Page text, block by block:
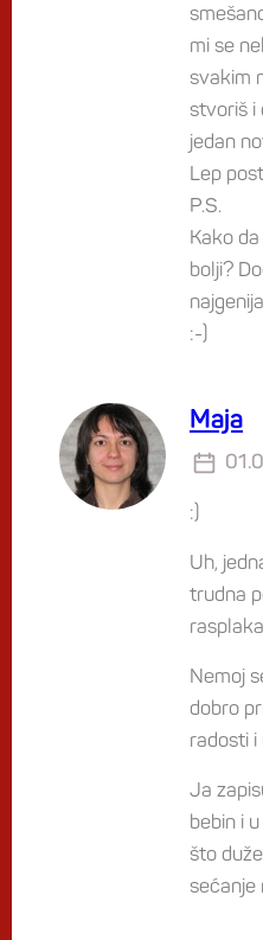
mi se
svakim
stvoriš i
jedan
Lep
P.S.
Kako
bolji?
:-)
Maja
:)
Uh,
trudna
Nemoj
dobro
radosti i
Ja
bebin i
što
sećanje